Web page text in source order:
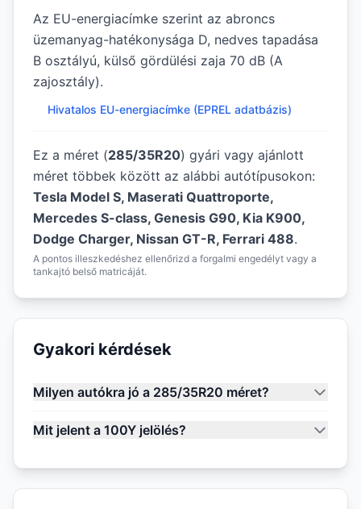
Az EU-energiacímke szerint az abroncs
üzemanyag-hatékonysága D, nedves tapadása
B osztályú, külső gördülési zaja 70 dB (A
zajosztály).
Hivatalos EU-energiacímke (EPREL adatbázis)
Ez a méret (285/35R20) gyári vagy ajánlott
méret többek között az alábbi autótípusokon:
Tesla Model S, Maserati Quattroporte,
Mercedes S-class, Genesis G90, Kia K900,
Dodge Charger, Nissan GT-R, Ferrari 488.
A pontos illeszkedéshez ellenőrizd a forgalmi engedélyt vagy a
tankajtó belső matricáját.
Gyakori kérdések
Milyen autókra jó a 285/35R20 méret?
Mit jelent a 100Y jelölés?